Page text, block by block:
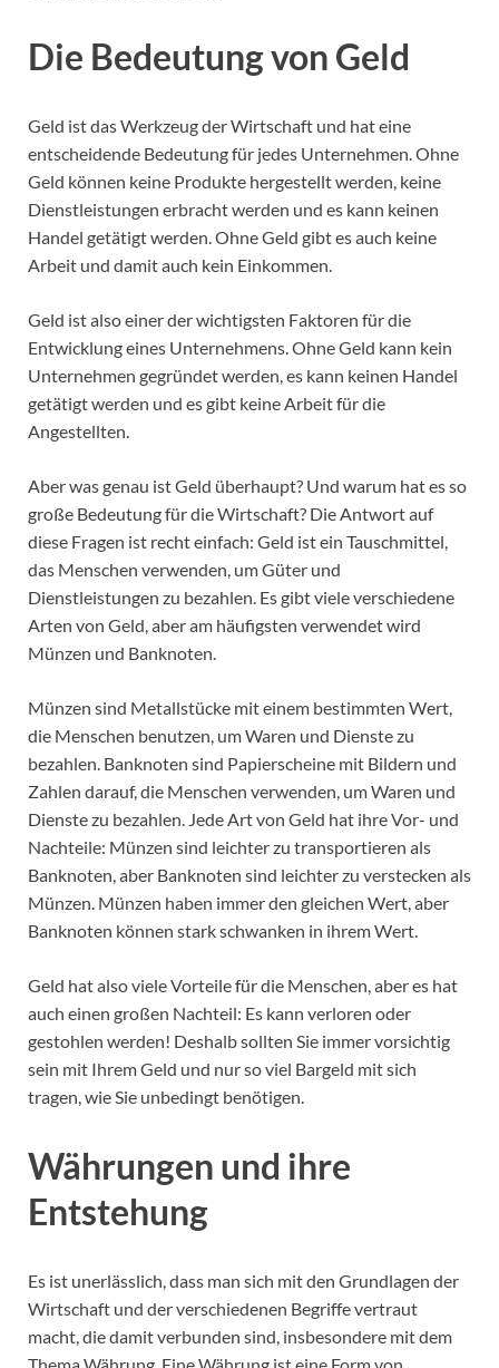
Die Bedeutung von Geld
Geld ist das Werkzeug der Wirtschaft und hat eine
entscheidende Bedeutung für jedes Unternehmen. Ohne
Geld können keine Produkte hergestellt werden, keine
Dienstleistungen erbracht werden und es kann keinen
Handel getätigt werden. Ohne Geld gibt es auch keine
Arbeit und damit auch kein Einkommen.
Geld ist also einer der wichtigsten Faktoren für die
Entwicklung eines Unternehmens. Ohne Geld kann kein
Unternehmen gegründet werden, es kann keinen Handel
getätigt werden und es gibt keine Arbeit für die
Angestellten.
Aber was genau ist Geld überhaupt? Und warum hat es so
große Bedeutung für die Wirtschaft? Die Antwort auf
diese Fragen ist recht einfach: Geld ist ein Tauschmittel,
das Menschen verwenden, um Güter und
Dienstleistungen zu bezahlen. Es gibt viele verschiedene
Arten von Geld, aber am häufigsten verwendet wird
Münzen und Banknoten.
Münzen sind Metallstücke mit einem bestimmten Wert,
die Menschen benutzen, um Waren und Dienste zu
bezahlen. Banknoten sind Papierscheine mit Bildern und
Zahlen darauf, die Menschen verwenden, um Waren und
Dienste zu bezahlen. Jede Art von Geld hat ihre Vor- und
Nachteile: Münzen sind leichter zu transportieren als
Banknoten, aber Banknoten sind leichter zu verstecken als
Münzen. Münzen haben immer den gleichen Wert, aber
Banknoten können stark schwanken in ihrem Wert.
Geld hat also viele Vorteile für die Menschen, aber es hat
auch einen großen Nachteil: Es kann verloren oder
gestohlen werden! Deshalb sollten Sie immer vorsichtig
sein mit Ihrem Geld und nur so viel Bargeld mit sich
tragen, wie Sie unbedingt benötigen.
Währungen und ihre
Entstehung
Es ist unerlässlich, dass man sich mit den Grundlagen der
Wirtschaft und der verschiedenen Begriffe vertraut
macht, die damit verbunden sind, insbesondere mit dem